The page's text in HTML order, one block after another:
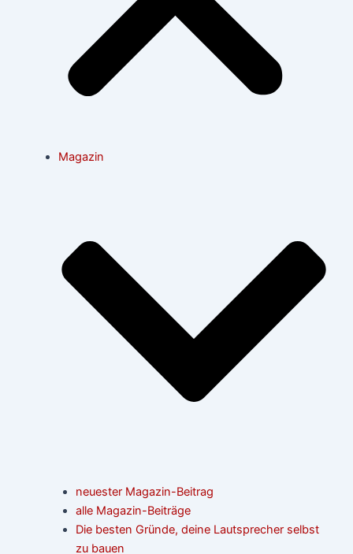
Magazin
neuester Magazin-Beitrag
alle Magazin-Beiträge
Die besten Gründe, deine Lautsprecher selbst
zu bauen